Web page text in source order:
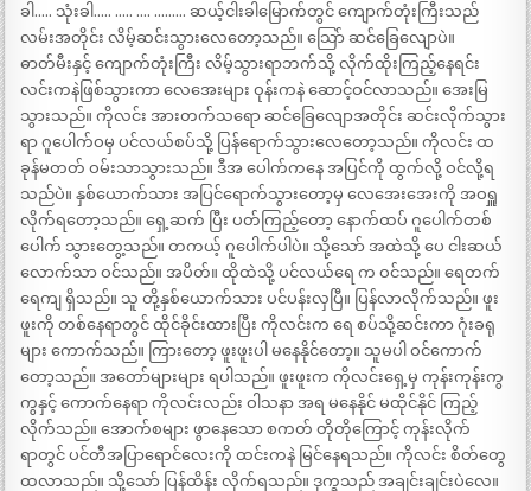
ခါ….. သုံးခါ….. ….. …. ……… ဆယ့်ငါးခါမြောက်တွင် ကျောက်တုံးကြီးသည်
လမ်းအတိုင်း လိမ့်ဆင်းသွားလေတော့သည်။ သြော် ဆင်ခြေလျောပဲ။
ဓာတ်မီးနှင့် ကျောက်တုံးကြီး လိမ့်သွားရာဘက်သို့ လိုက်ထိုးကြည့်နေရင်း
လင်းကနဲဖြစ်သွားကာ လေအေးများ ဝုန်းကနဲ ဆောင့်ဝင်လာသည်။ အေးမြ
သွားသည်။ ကိုလင်း အားတက်သရော ဆင်ခြေလျောအတိုင်း ဆင်းလိုက်သွား
ရာ ဂူပေါက်ဝမှ ပင်လယ်စပ်သို့ ပြန်ရောက်သွားလေတော့သည်။ ကိုလင်း ထ
ခုန်မတတ် ဝမ်းသာသွားသည်။ ဒီအ ပေါက်ကနေ အပြင်ကို ထွက်လို့ ဝင်လို့ရ
သည်ပဲ။ နှစ်ယောက်သား အပြင်ရောက်သွားတော့မှ လေအေးအေးကို အဝရှူ
လိုက်ရတော့သည်။ ရှေ့ဆက် ပြီး ပတ်ကြည့်တော့ နောက်ထပ် ဂူပေါက်တစ်
ပေါက် သွားတွေ့သည်။ တကယ့် ဂူပေါက်ပါပဲ။ သို့သော် အထဲသို့ ပေ ငါးဆယ်
လောက်သာ ဝင်သည်။ အပိတ်။ ထိုထဲသို့ ပင်လယ်ရေ က ဝင်သည်။ ရေတက်
ရေကျ ရှိသည်။ သူ တို့နှစ်ယောက်သား ပင်ပန်းလှပြီ။ ပြန်လာလိုက်သည်။ ဖူး
ဖူးကို တစ်နေရာတွင် ထိုင်ခိုင်းထားပြီး ကိုလင်းက ရေ စပ်သို့ဆင်းကာ ဂုံးခရု
များ ကောက်သည်။ ကြားတော့ ဖူးဖူးပါ မနေနိုင်တော့။ သူမပါ ဝင်ကောက်
တော့သည်။ အတော်များများ ရပါသည်။ ဖူးဖူးက ကိုလင်းရှေ့မှ ကုန်းကုန်းကွ
ကွနှင့် ကောက်နေရာ ကိုလင်းလည်း ဝါသနာ အရ မနေနိုင် မထိုင်နိုင် ကြည့်
လိုက်သည်။ အောက်စများ ဖွာနေသော စကတ် တိုတိုကြောင့် ကုန်းလိုက်
ရာတွင် ပင်တီအပြာရောင်လေးကို ထင်းကနဲ မြင်နေရသည်။ ကိုလင်း စိတ်တွေ
ထလာသည်။ သို့သော် ပြန်ထိန်း လိုက်ရသည်။ ဒုက္ခသည် အချင်းချင်းပဲလေ။